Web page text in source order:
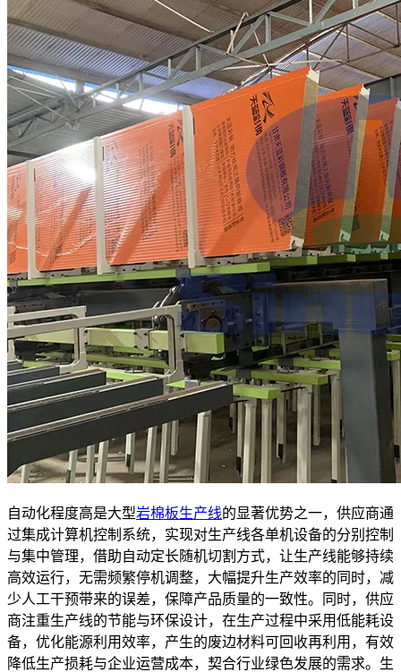
自动化程度高是大型岩棉板生产线的显著优势之一，供应商通
过集成计算机控制系统，实现对生产线各单机设备的分别控制
与集中管理，借助自动定长随机切割方式，让生产线能够持续
高效运行，无需频繁停机调整，大幅提升生产效率的同时，减
少人工干预带来的误差，保障产品质量的一致性。同时，供应
商注重生产线的节能与环保设计，在生产过程中采用低能耗设
备，优化能源利用效率，产生的废边材料可回收再利用，有效
降低生产损耗与企业运营成本，契合行业绿色发展的需求。生